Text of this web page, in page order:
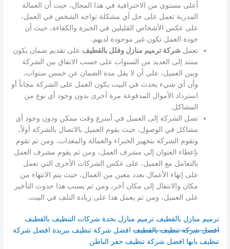
أعلى مستوى من الاحترافية في هذا المجال، حيث أن العمالة
المدربة تعمل على حل أي مشكلة تواجه الشخص في العمل،
على عكس الأشخاص القليلين في الخبرة والكفاءة، حيث أن
جودة العمل تكون غير موجودة لديهم.
تعمل شركة ترميم منازل وفلل بالقطيف على تقديم ضمان يكون
ممتد إلى العديد من السنوات على حسب الاتفاق بين الشركة
وبين العميل، على أن لا يقل مدة الضمان عن خمس سنوات،
وأن أي شيء يحدث في البيت يكون العمل على الشركة مجاناً أو
استرداد الأموال المدفوعة مرة أخرى بدون وجود أي نوع من
المشاكل.
تصل الشركة إلى العميل في أسرع وقت ممكن ودون وجود أي
مشاكل في الوصول، حيث يقوم العميل بالاتصال بالشركة أولاً،
وتقوم الشركة بتجهيز الخبراء والعمالة والمعدات، ومن ثم تقوم
بإعطاء العنوان إلى مشرف العمل، ومن ثم يقوم مشرف العمل
بالتعامل مع العميل، على عكس الشركات الأخرى التي تعمل
على إنهاء الأعمال بعدد معين من العمال، حيث يتم الانتهاء من
مكان والانتقال إلى مكان آخر، ومن ثم يسبب هذا حدوث التأخير
على العميل، ومن ثم يعمل هذا على زيادة التلف في البيت.
ترميم منازل بالقطيف ترميم منازل بجدة شركات التنظيف بالقطيف
افضل شركة تنظيف بالقطيف افضل شركة تنظيف ببريدة افضل شركة
تنظيف بابها افضل شركة تنظيف حفر الباطن